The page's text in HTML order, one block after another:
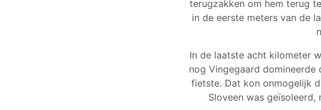
terugzakken om hem terug
in de eerste meters van de
In de laatste acht kilometer
nog Vingegaard domineerde
fietste. Dat kon onmogelijk
Sloveen was geïsoleerd,